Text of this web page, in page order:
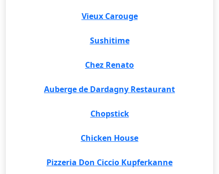
Vieux Carouge
Sushitime
Chez Renato
Auberge de Dardagny Restaurant
Chopstick
Chicken House
Pizzeria Don Ciccio Kupferkanne